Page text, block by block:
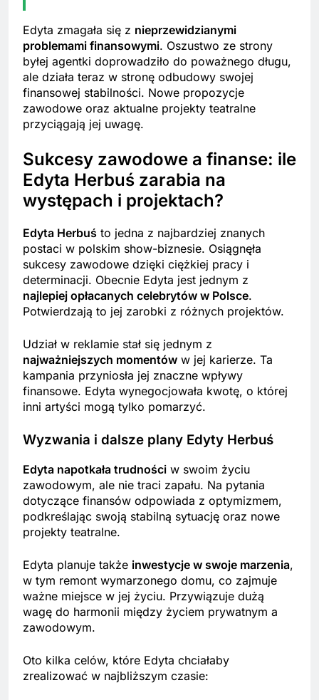
Edyta zmagała się z nieprzewidzianymi
problemami finansowymi. Oszustwo ze strony
byłej agentki doprowadziło do poważnego długu,
ale działa teraz w stronę odbudowy swojej
finansowej stabilności. Nowe propozycje
zawodowe oraz aktualne projekty teatralne
przyciągają jej uwagę.
Sukcesy zawodowe a finanse: ile
Edyta Herbuś zarabia na
występach i projektach?
Edyta Herbuś to jedna z najbardziej znanych
postaci w polskim show-biznesie. Osiągnęła
sukcesy zawodowe dzięki ciężkiej pracy i
determinacji. Obecnie Edyta jest jednym z
najlepiej opłacanych celebrytów w Polsce.
Potwierdzają to jej zarobki z różnych projektów.
Udział w reklamie stał się jednym z
najważniejszych momentów w jej karierze. Ta
kampania przyniosła jej znaczne wpływy
finansowe. Edyta wynegocjowała kwotę, o której
inni artyści mogą tylko pomarzyć.
Wyzwania i dalsze plany Edyty Herbuś
Edyta napotkała trudności w swoim życiu
zawodowym, ale nie traci zapału. Na pytania
dotyczące finansów odpowiada z optymizmem,
podkreślając swoją stabilną sytuację oraz nowe
projekty teatralne.
Edyta planuje także inwestycje w swoje marzenia,
w tym remont wymarzonego domu, co zajmuje
ważne miejsce w jej życiu. Przywiązuje dużą
wagę do harmonii między życiem prywatnym a
zawodowym.
Oto kilka celów, które Edyta chciałaby
zrealizować w najbliższym czasie: